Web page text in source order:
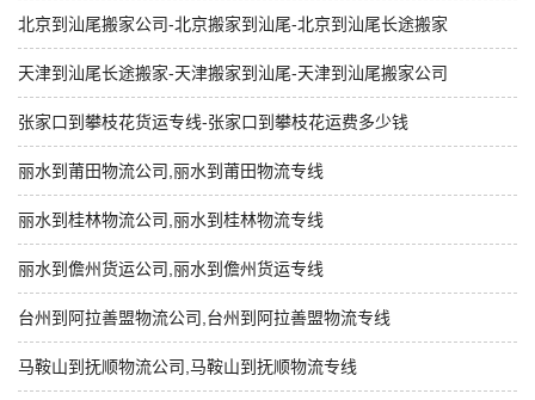
北京到汕尾搬家公司-北京搬家到汕尾-北京到汕尾长途搬家
天津到汕尾长途搬家-天津搬家到汕尾-天津到汕尾搬家公司
张家口到攀枝花货运专线-张家口到攀枝花运费多少钱
丽水到莆田物流公司,丽水到莆田物流专线
丽水到桂林物流公司,丽水到桂林物流专线
丽水到儋州货运公司,丽水到儋州货运专线
台州到阿拉善盟物流公司,台州到阿拉善盟物流专线
马鞍山到抚顺物流公司,马鞍山到抚顺物流专线